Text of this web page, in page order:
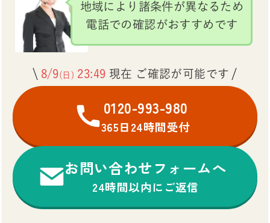
地域により諸条件が異なるため
電話での確認がおすすめです
8/9(日) 23:49 現在 ご確認が可能です
0120-993-980
365日24時間受付
お問い合わせフォームへ
24時間以内にご返信